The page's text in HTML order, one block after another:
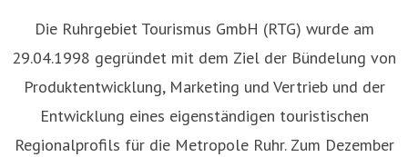
Die Ruhrgebiet Tourismus GmbH (RTG) wurde am
29.04.1998 gegründet mit dem Ziel der Bündelung von
Produktentwicklung, Marketing und Vertrieb und der
Entwicklung eines eigenständigen touristischen
Regionalprofils für die Metropole Ruhr. Zum Dezember